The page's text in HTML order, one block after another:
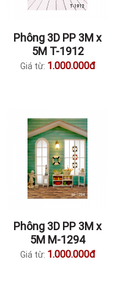
Phông 3D PP 3M x
5M T-1912
Giá từ: 1.000.000đ
Phông 3D PP 3M x
5M M-1294
Giá từ: 1.000.000đ